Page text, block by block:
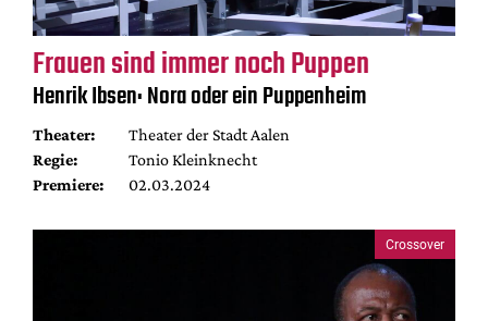
Frauen sind immer noch Puppen
Henrik Ibsen: Nora oder ein Puppenheim
Theater:
Theater der Stadt Aalen
Regie:
Tonio Kleinknecht
Premiere:
02.03.2024
Crossover